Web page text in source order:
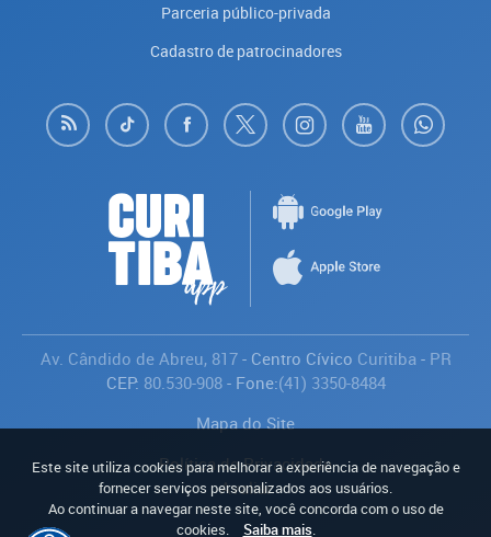
Parceria público-privada
Cadastro de patrocinadores
Av. Cândido de Abreu, 817- Centro Cívico Curitiba - PR
CEP: 80.530-908- Fone:(41) 3350-8484
Mapa do Site
Política de Privacidade
Avaliar
Este site utiliza cookies para melhorar a experiência de navegação e
fornecer serviços personalizados aos usuários.
Ao continuar a navegar neste site, você concorda com o uso de
cookies.
Saiba mais.